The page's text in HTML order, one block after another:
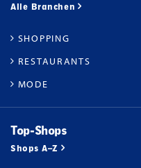
Alle Branchen
SHOPPING
RESTAURANTS
MODE
Top-Shops
Shops A–Z